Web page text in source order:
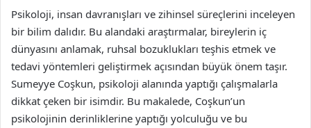
Psikoloji, insan davranışları ve zihinsel süreçlerini inceleyen
bir bilim dalıdır. Bu alandaki araştırmalar, bireylerin iç
dünyasını anlamak, ruhsal bozuklukları teşhis etmek ve
tedavi yöntemleri geliştirmek açısından büyük önem taşır.
Sumeyye Coşkun, psikoloji alanında yaptığı çalışmalarla
dikkat çeken bir isimdir. Bu makalede, Coşkun’un
psikolojinin derinliklerine yaptığı yolculuğu ve bu